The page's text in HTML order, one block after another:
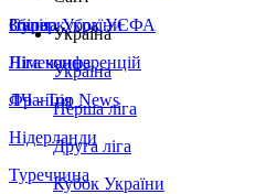
Збірна України
Італія
Німеччина
Франція
Нідерланди
Туреччина
Суперкубок УЄФА
Ліга конференцій
ЛЧ - Top News
Україна
Україна
Перша ліга
Друга ліга
Кубок України